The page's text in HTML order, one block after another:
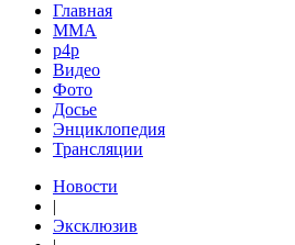
Главная
MMA
p4p
Видео
Фото
Досье
Энциклопедия
Трансляции
Новости
|
Эксклюзив